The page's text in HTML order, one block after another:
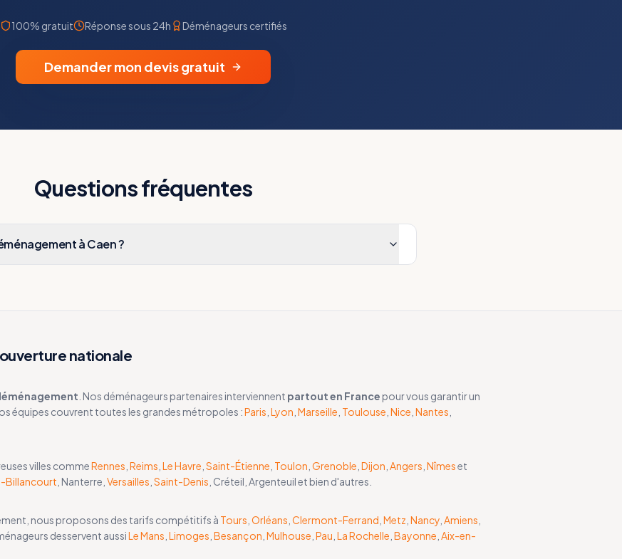
100% gratuit Réponse sous 24h Déménageurs certifiés
Demander mon devis gratuit
Questions fréquentes
à Caen ?
nationale
. Nos déménageurs partenaires interviennent partout en France pour vous garantir un
équipes couvrent toutes les grandes métropoles :Paris Lyon Marseille Toulouse Nice Nantes
villes commeRennes Reims Le Havre Saint-Étienne Toulon Grenoble Dijon Angers Nîmeset
Billancourt , Nanterre, Versailles Saint-Denis , Créteil, Argenteuil et bien d'autres.
nous proposons des tarifs compétitifs à Tours Orléans Clermont-Ferrand Metz Nancy Amiens
desservent aussiLe Mans Limoges Besançon Mulhouse Pau La Rochelle Bayonne Aix-en-